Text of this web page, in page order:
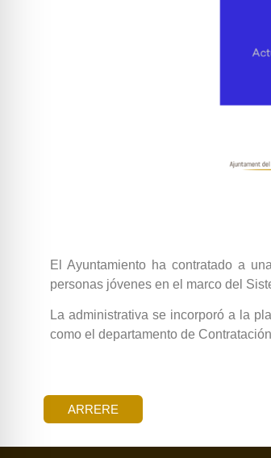
El Ayuntamiento ha contratado a
personas jóvenes en el marco del
La administrativa se incorporó a la
como el departamento de
ARRERE